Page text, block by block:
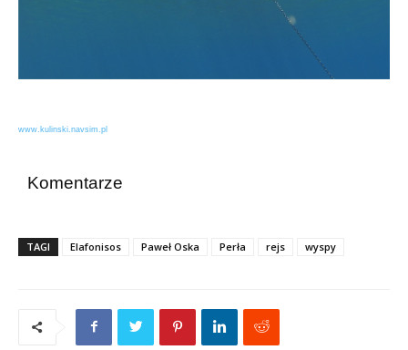
www.kulinski.navsim.pl
Komentarze
TAGI Elafonisos Paweł Oska Perła rejs wyspy